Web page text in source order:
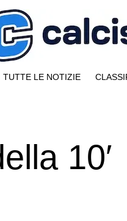
TUTTE LE NOTIZIE
10′